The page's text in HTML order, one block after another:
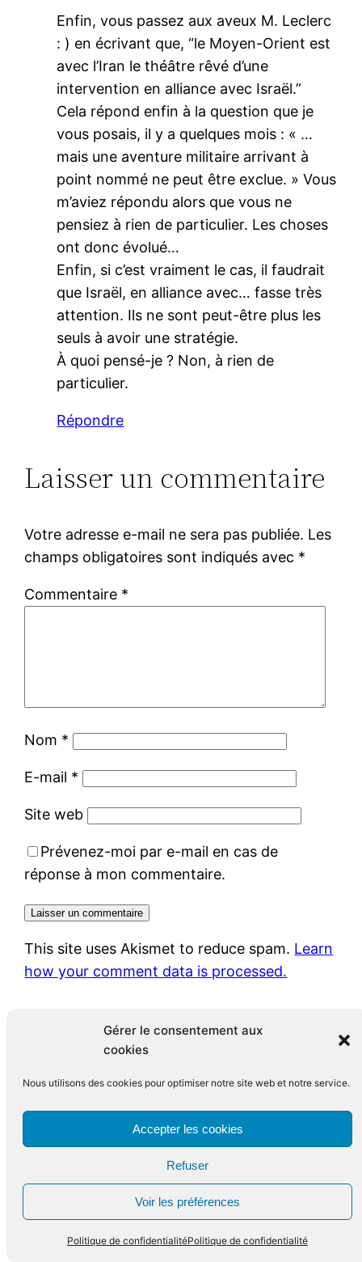
Gérer le consentement aux
cookies
Nous utilisons des cookies pour optimiser notre site web et notre service.
Accepter les cookies
Refuser
Voir les préférences
Politique de confidentialitéPolitique de confidentialité
Enfin, vous passez aux aveux M. Leclerc
: ) en écrivant que, “le Moyen-Orient est
avec l’Iran le théâtre rêvé d’une
intervention en alliance avec Israël.”
Cela répond enfin à la question que je
vous posais, il y a quelques mois : « …
mais une aventure militaire arrivant à
point nommé ne peut être exclue. » Vous
m’aviez répondu alors que vous ne
pensiez à rien de particulier. Les choses
ont donc évolué…
Enfin, si c’est vraiment le cas, il faudrait
que Israël, en alliance avec… fasse très
attention. Ils ne sont peut-être plus les
seuls à avoir une stratégie.
À quoi pensé-je ? Non, à rien de
particulier.
Répondre
Laisser un commentaire
Votre adresse e-mail ne sera pas publiée. Les
champs obligatoires sont indiqués avec *
Commentaire *
Nom *
E-mail *
Site web
Prévenez-moi par e-mail en cas de
réponse à mon commentaire.
This site uses Akismet to reduce spam. Learn
how your comment data is processed.
Le blog de François Leclerc